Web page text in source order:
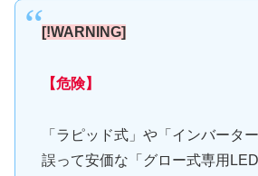
[!WARNING]
【危険】
「ラピッド式」や「インバータ
誤って安価な「グロー式専用